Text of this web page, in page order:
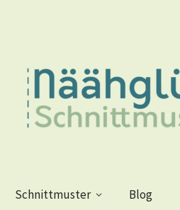
Schnittmuster Blog